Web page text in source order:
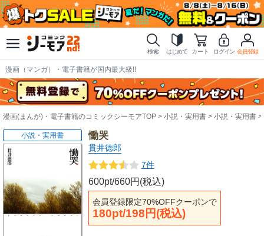
検索 はじめて カート ログイン 会員登録
漫画（マンガ）・電子書籍が国内最大級!!
漫画(まんが)・電子書籍のコミックシーモアTOP 小説・実用書 小説・実用書
慟哭
貫井徳郎
7件
600pt/660円(税込)
会員登録限定70%OFFクーポンで
180pt/198円(税込)
小説・実用書